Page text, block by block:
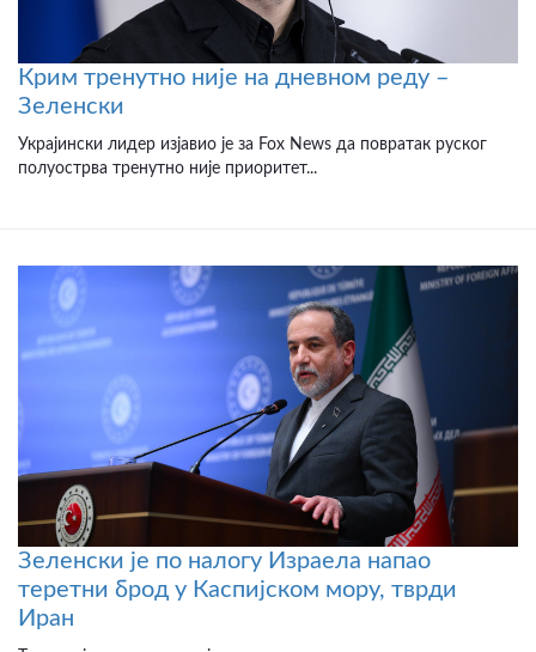
Крим тренутно није на дневном реду –
Зеленски
Украјински лидер изјавио је за Fox News да повратак руског
полуострва тренутно није приоритет...
Зеленски је по налогу Израела напао
теретни брод у Каспијском мору, тврди
Иран